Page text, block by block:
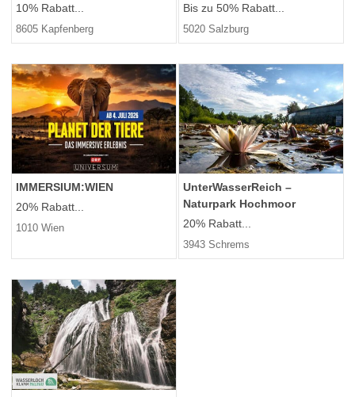
10% Rabatt...
8605 Kapfenberg
Bis zu 50% Rabatt...
5020 Salzburg
IMMERSIUM:WIEN
20% Rabatt...
1010 Wien
UnterWasserReich –
Naturpark Hochmoor
20% Rabatt...
3943 Schrems